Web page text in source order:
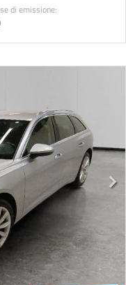
di emissione: